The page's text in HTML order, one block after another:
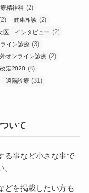
精神科 (2)
健康相談 (2)
医 インタビュー (2)
イン診療 (3)
オンライン診療 (2)
定2020 (8)
遠隔診療 (31)
いて
る事など小さな事で
どを掲載したい方も